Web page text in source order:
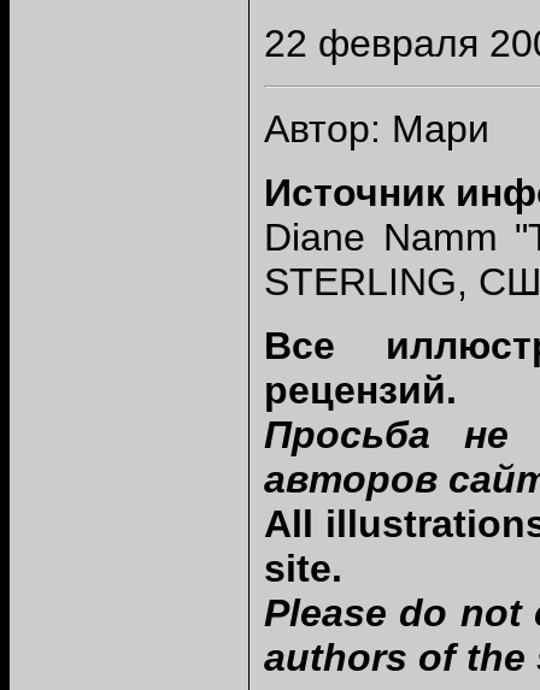
22 февраля
Автор: Мари
Источник
Diane Namm
STERLING,
Все
рецензий.
Просьба не
авторов
All
site.
Please do
authors of